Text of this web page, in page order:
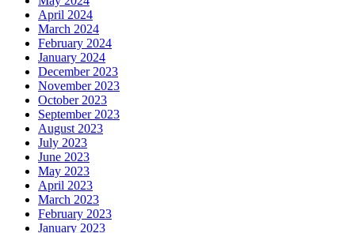
April 2024
March 2024
February 2024
January 2024
December 2023
November 2023
October 2023
September 2023
August 2023
July 2023
June 2023
May 2023
April 2023
March 2023
February 2023
January 2023